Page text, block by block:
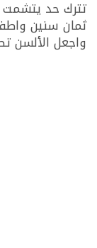
تترك حد يتشمت
ثمان سنين
واجعل الألسن